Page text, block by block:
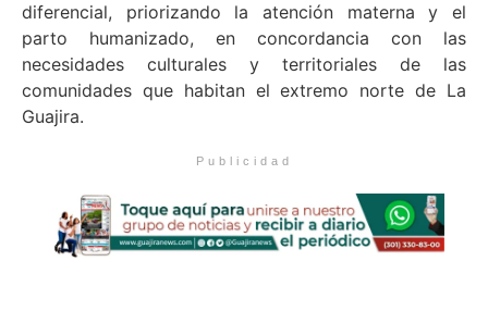
diferencial, priorizando la atención materna y el
parto humanizado, en concordancia con las
necesidades culturales y territoriales de las
comunidades que habitan el extremo norte de La
Guajira.
Publicidad